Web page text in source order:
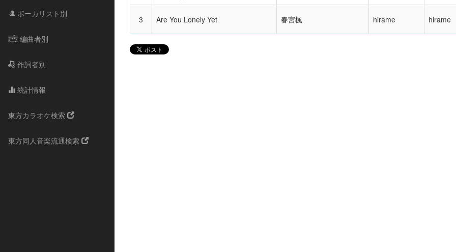
ボーカリスト別
編曲者別
作詞者別
統計情報
東方カラオケ検索
東方同人音楽流通検索
3 Are You Lonely Yet 春宮楓 hirame hirame